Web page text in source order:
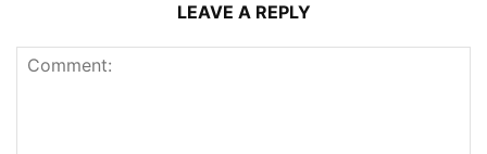
LEAVE A REPLY